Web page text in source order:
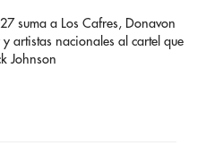
suma a Los Cafres, Donavon
y artistas nacionales al cartel que
Johnson